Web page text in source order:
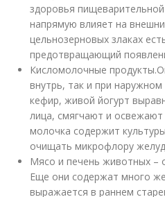
здоровья
напрямую влияет на
цельнозерновых злаках
предотвращающий
Кисломолочные
внутрь, так и при
кефир, живой йогурт
лица, смягчают и
молочка содержит
очищать микрофлору
Мясо и печень животных –
Еще они содержат много
выражается в раннем